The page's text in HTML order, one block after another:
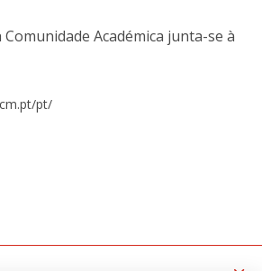
Académica junta-se à
pt/